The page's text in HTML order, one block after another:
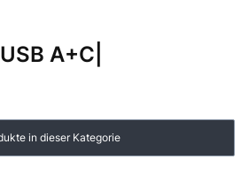
A+C|
in dieser Kategorie